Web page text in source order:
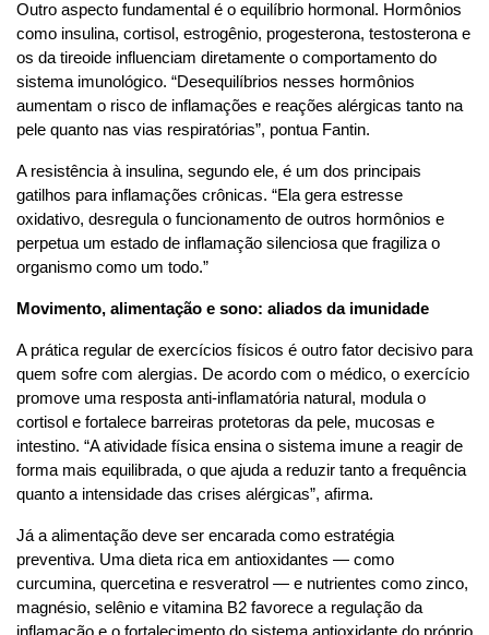
Outro aspecto fundamental é o equilíbrio hormonal. Hormônios
como insulina, cortisol, estrogênio, progesterona, testosterona e
os da tireoide influenciam diretamente o comportamento do
sistema imunológico. “Desequilíbrios nesses hormônios
aumentam o risco de inflamações e reações alérgicas tanto na
pele quanto nas vias respiratórias”, pontua Fantin.
A resistência à insulina, segundo ele, é um dos principais
gatilhos para inflamações crônicas. “Ela gera estresse
oxidativo, desregula o funcionamento de outros hormônios e
perpetua um estado de inflamação silenciosa que fragiliza o
organismo como um todo.”
Movimento, alimentação e sono: aliados da imunidade
A prática regular de exercícios físicos é outro fator decisivo para
quem sofre com alergias. De acordo com o médico, o exercício
promove uma resposta anti-inflamatória natural, modula o
cortisol e fortalece barreiras protetoras da pele, mucosas e
intestino. “A atividade física ensina o sistema imune a reagir de
forma mais equilibrada, o que ajuda a reduzir tanto a frequência
quanto a intensidade das crises alérgicas”, afirma.
Já a alimentação deve ser encarada como estratégia
preventiva. Uma dieta rica em antioxidantes — como
curcumina, quercetina e resveratrol — e nutrientes como zinco,
magnésio, selênio e vitamina B2 favorece a regulação da
inflamação e o fortalecimento do sistema antioxidante do próprio